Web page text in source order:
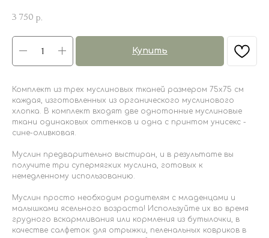
3 750 р.
Купить
Комплект из трех муслиновых тканей размером 75х75 см
каждая, изготовленных из органического муслинового
хлопка. В комплект входят две однотонные муслиновые
ткани одинаковых оттенков и одна с принтом унисекс -
сине-оливковая.
Муслин предварительно выстиран, и в результате вы
получите три супермягких муслина, готовых к
немедленному использованию.
Муслин просто необходим родителям с младенцами и
малышками ясельного возраста! Используйте их во время
грудного вскармливания или кормления из бутылочки, в
качестве салфеток для отрыжки, пеленальных ковриков в